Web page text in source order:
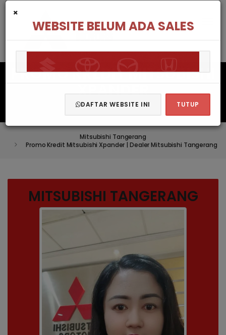
×
WEBSITE BELUM ADA SALES
DAFTAR WEBSITE INI TUTUP
PROMO KREDIT MITSUBISHI
XPANDER
Mitsubishi Tangerang
Promo Kredit Mitsubishi Xpander | Dealer Mitsubishi Tangerang
MITSUBISHI TANGERANG